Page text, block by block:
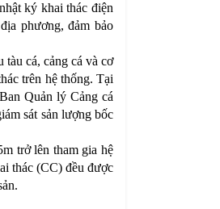
ký khai thác điện
phương, đảm bảo
cá, cảng cá và cơ
trên hệ thống. Tại
Quản lý Cảng cá
sát sản lượng bốc
trở lên tham gia hệ
thác (CC) đều được